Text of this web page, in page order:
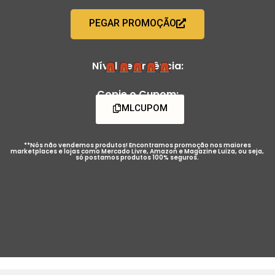
PEGAR PROMOÇÃO
Nível de Urgência:
Copie o Cupom:
MLCUPOM
**Nós não vendemos produtos! Encontramos promoção nos maiores
marketplaces e lojas como Mercado Livre, Amazon e Magazine Luiza, ou seja,
só postamos produtos 100% seguros.